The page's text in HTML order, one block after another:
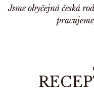
Jsme obyčejná česká